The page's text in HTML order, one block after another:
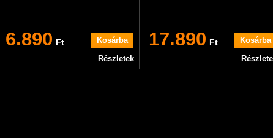
6.890 Ft
Részletek
17.890 Ft